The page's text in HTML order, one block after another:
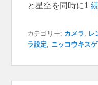
と星空を同時に1
カテゴリー: カメラ, レ
ラ設定, ニッコウキスゲ